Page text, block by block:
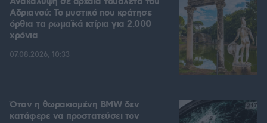
Αδριανού: Το μυστικό που κράτησε
όρθια τα ρωμαϊκά κτίρια για 2.000
χρόνια
07.08.2026, 10:33
Όταν η θωρακισμένη BMW δεν
κατάφερε να προστατεύσει τον